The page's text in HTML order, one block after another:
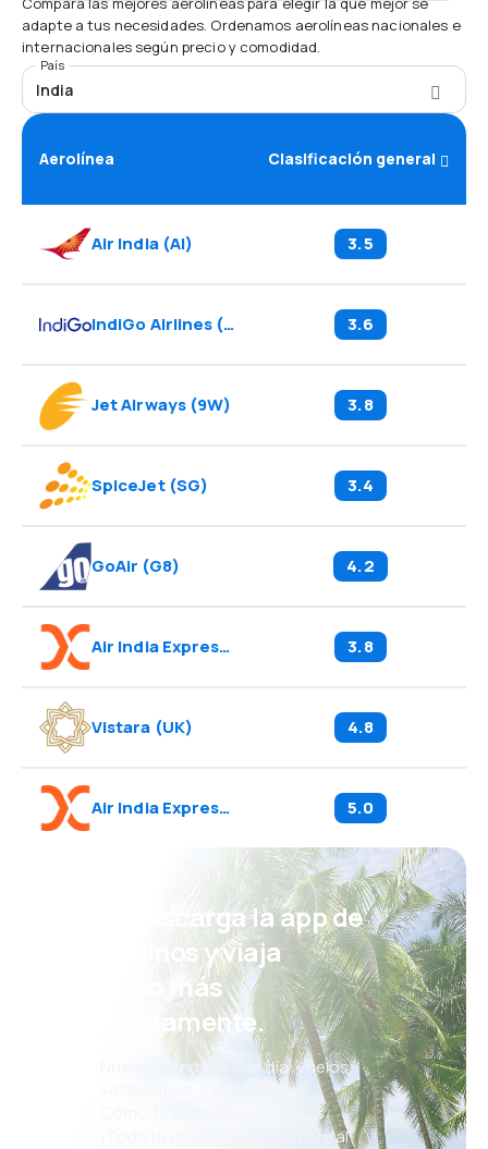
adapte a tus necesidades. Ordenamos aerolíneas nacionales e
internacionales según precio y comodidad.
País
India
Aerolínea Clasificación general
Air India(AI) 3.5
IndiGo Airlines (6E 3.6
Jet Airways(9W) 3.8
SpiceJet(SG) 3.4
GoAir (G8) 4.2
Air India Express( 3.8
Vistara (UK) 4.8
Air India Express( 5.0
¡Eh! Descarga la app de
eDestinos y viaja
incluso más
cómodamente.
Nuevas ofertas cada día: vuelos,
vacaciones, escapadas
Cómoda gestión de reservas
¡Todo lo que importa, siempre al